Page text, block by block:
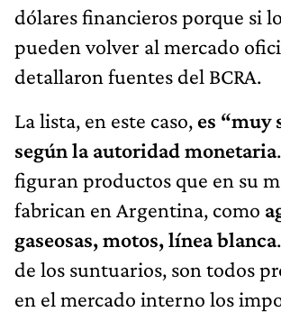
dólares financieros porque si
pueden volver al mercado
detallaron fuentes del BCRA.
La lista, en este caso, es “muy
según la autoridad monetaria
figuran productos que en su
fabrican en Argentina, como
gaseosas, motos, línea blanca
de los suntuarios, son todos
en el mercado interno los